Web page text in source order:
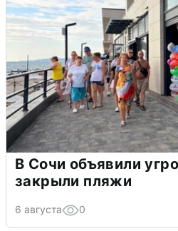
В Сочи объявили
закрыли пляжи
6 августа 0